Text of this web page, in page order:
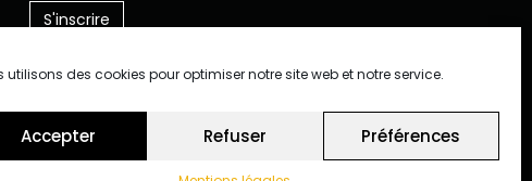
utilisons des cookies pour optimiser notre site web et notre service.
Accepter Refuser Préférences